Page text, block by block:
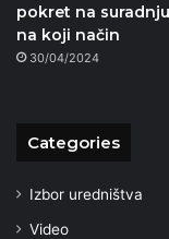
pokret na
na koji način
30/04/2024
Categories
Izbor uredništva
Video